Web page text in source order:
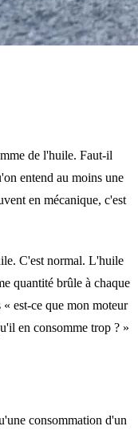
de l'huile. Faut-il
entend au moins une
en mécanique, c'est
C'est normal. L'huile
quantité brûle à chaque
est-ce que mon moteur
en consomme trop ? »
consommation d'un